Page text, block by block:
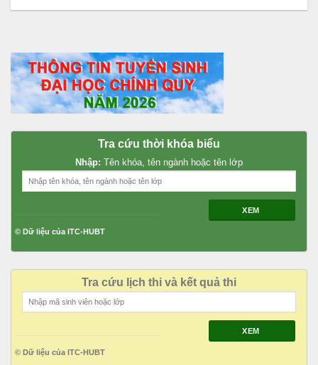
Tra cứu thời khóa biểu
Nhập: Tên khóa, tên ngành hoặc tên lớp
XEM
© Dữ liệu của ITC-HUBT
Tra cứu lịch thi và kết quả thi
XEM
© Dữ liệu của ITC-HUBT